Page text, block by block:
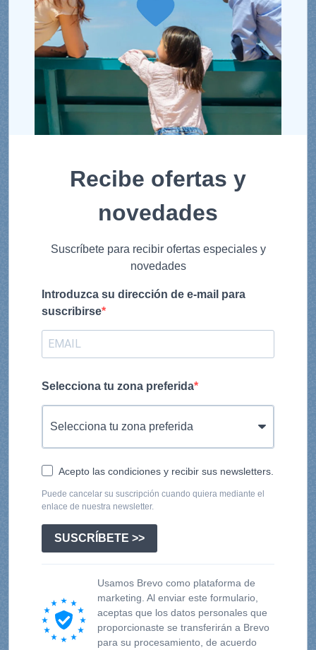
Recibe ofertas y
novedades
Suscríbete para recibir ofertas especiales y
novedades
Introduzca su dirección de e-mail para
suscribirse
Selecciona tu zona preferida
Acepto las condiciones y recibir sus newsletters.
Puede cancelar su suscripción cuando quiera mediante el
enlace de nuestra newsletter.
SUSCRÍBETE >>
Usamos Brevo como plataforma de
marketing. Al enviar este formulario,
aceptas que los datos personales que
proporcionaste se transferirán a Brevo
para su procesamiento, de acuerdo